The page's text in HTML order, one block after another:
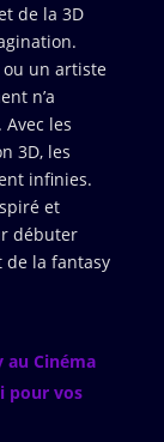
de la 3D
ou un artiste
n’a
les
3D, les
infinies.
et
débuter
de la fantasy
au Cinéma
pour vos